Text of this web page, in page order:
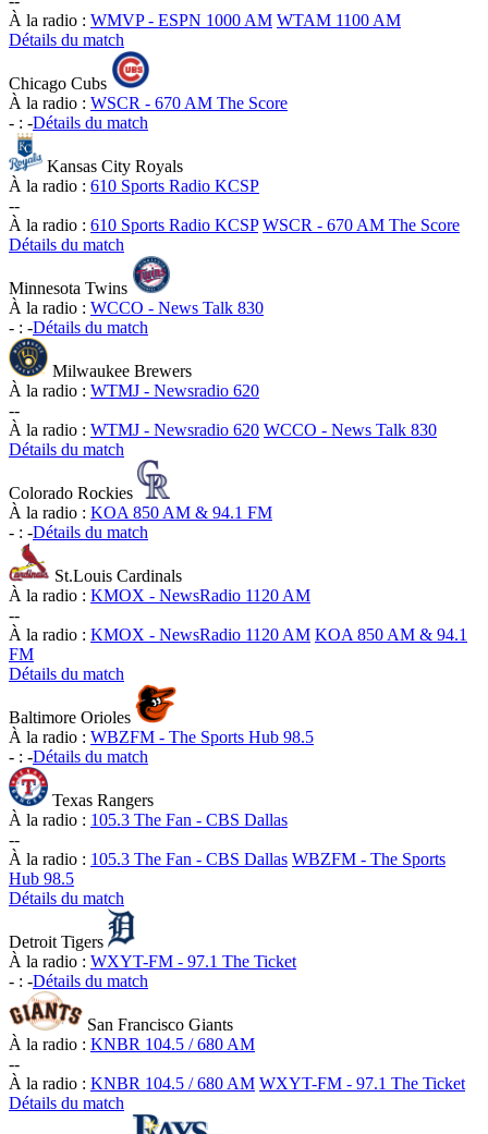
À la radio : WMVP - ESPN 1000 AM WTAM 1100 AM
Détails du match
Chicago Cubs
À la radio : WSCR - 670 AM The Score
- : -Détails du match
Kansas City Royals
À la radio : 610 Sports Radio KCSP
--
À la radio : 610 Sports Radio KCSP WSCR - 670 AM The Score
Détails du match
Minnesota Twins
À la radio : WCCO - News Talk 830
- : -Détails du match
Milwaukee Brewers
À la radio : WTMJ - Newsradio 620
--
À la radio : WTMJ - Newsradio 620 WCCO - News Talk 830
Détails du match
Colorado Rockies
À la radio : KOA 850 AM & 94.1 FM
- : -Détails du match
St.Louis Cardinals
À la radio : KMOX - NewsRadio 1120 AM
--
À la radio : KMOX - NewsRadio 1120 AM KOA 850 AM & 94.1
FM
Détails du match
Baltimore Orioles
À la radio : WBZFM - The Sports Hub 98.5
- : -Détails du match
Texas Rangers
À la radio : 105.3 The Fan - CBS Dallas
--
À la radio : 105.3 The Fan - CBS Dallas WBZFM - The Sports
Hub 98.5
Détails du match
Detroit Tigers
À la radio : WXYT-FM - 97.1 The Ticket
- : -Détails du match
San Francisco Giants
À la radio : KNBR 104.5 / 680 AM
--
À la radio : KNBR 104.5 / 680 AM WXYT-FM - 97.1 The Ticket
Détails du match